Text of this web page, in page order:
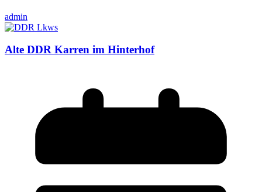
admin
Alte DDR Karren im Hinterhof